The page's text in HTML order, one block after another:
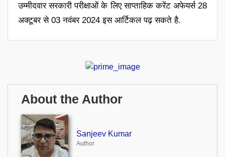
उम्मीदवार सरकारी परीक्षाओं के लिए साप्ताहिक करेंट अफेयर्स 28
अक्टूबर से 03 नवंबर 2024 इस आर्टिकल पढ़ सकते है.
About the Author
Sanjeev Kumar
Author